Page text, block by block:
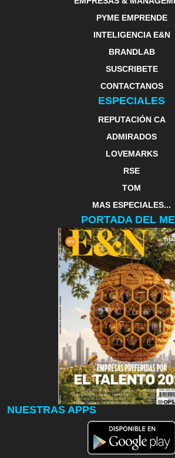
PYME EMPRENDE
INTELIGENCIA E&N
BRANDLAB
SUSCRIBETE
CONTACTANOS
ESPECIALES
REPUTACIÓN CA
ADMIRADOS
LOVEMARKS
RSE
TOM
MAS ESPECIALES...
PORTADA DEL
NUESTRAS APPS